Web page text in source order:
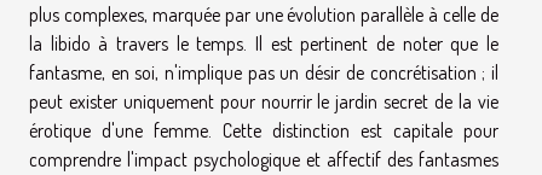
plus complexes, marquée par une évolution parallèle à celle de
la libido à travers le temps. Il est pertinent de noter que le
fantasme, en soi, n'implique pas un désir de concrétisation ; il
peut exister uniquement pour nourrir le jardin secret de la vie
érotique d'une femme. Cette distinction est capitale pour
comprendre l'impact psychologique et affectif des fantasmes